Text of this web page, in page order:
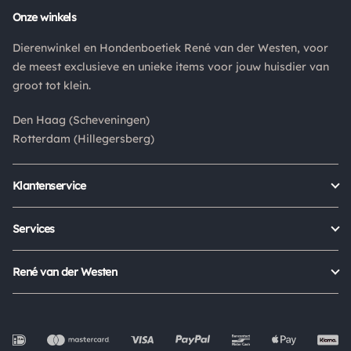
Retouren
het product altijd retourneren binnen 14 dagen. De
retourkosten bedragen € 6.75 en zijn voor eigen rekening.
Kies bij het retourneren altijd voor "alleen huisadres",
niet af.
Onze winkels
Dierenwinkel en Hondenboetiek René van der Westen, voor
de meest exclusieve en unieke items voor jouw huisdier van
groot tot klein.
Den Haag (Scheveningen)
Rotterdam (Hillegersberg)
Klantenservice
Status bestelling
Mijn account
Services
René van der Westen
Werken bij